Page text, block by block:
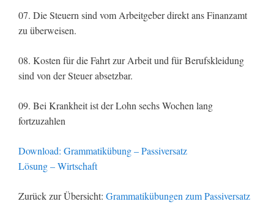
07. Die Steuern sind vom Arbeitgeber direkt ans Finanzamt
zu überweisen.
08. Kosten für die Fahrt zur Arbeit und für Berufskleidung
sind von der Steuer absetzbar.
09. Bei Krankheit ist der Lohn sechs Wochen lang
fortzuzahlen
Download: Grammatikübung – Passiversatz
Lösung – Wirtschaft
Zurück zur Übersicht: Grammatikübungen zum Passiversatz